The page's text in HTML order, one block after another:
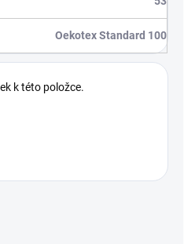
Oekotex Standard 100
k této položce.